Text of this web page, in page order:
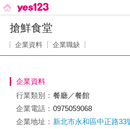
搶鮮食堂
企業資料 企業職缺
企業資料
行業類別： 餐廳／餐館
企業電話： 0975059068
企業地址： 新北市永和區中正路33